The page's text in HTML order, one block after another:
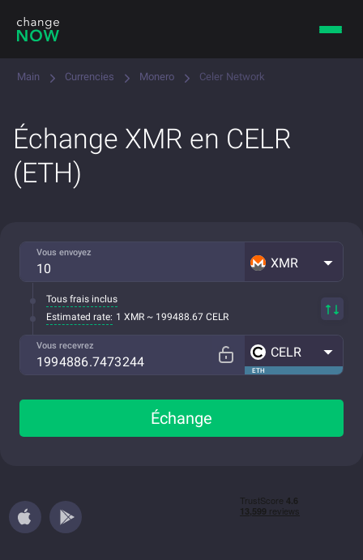
Main Currencies Monero Celer Network
Échange XMR en CELR
(ETH)
Vous envoyez
XMR
Tous frais inclus
Estimated rate: 1 XMR ~ 199488.67 CELR
Vous recevrez
ETH
CELR
Échange